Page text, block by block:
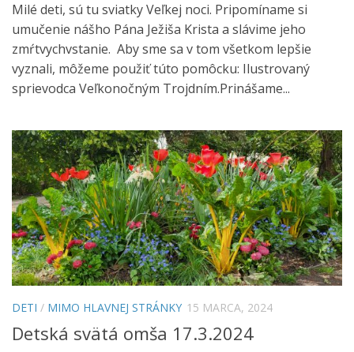
Milé deti, sú tu sviatky Veľkej noci. Pripomíname si
umučenie nášho Pána Ježiša Krista a slávime jeho
zmŕtvychvstanie. Aby sme sa v tom všetkom lepšie
vyznali, môžeme použiť túto pomôcku: Ilustrovaný
sprievodca Veľkonočným Trojdním.Prinášame...
DETI / MIMO HLAVNEJ STRÁNKY 15 MARCA, 2024
Detská svätá omša 17.3.2024